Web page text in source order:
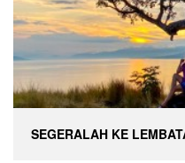
SEGERALAH KE